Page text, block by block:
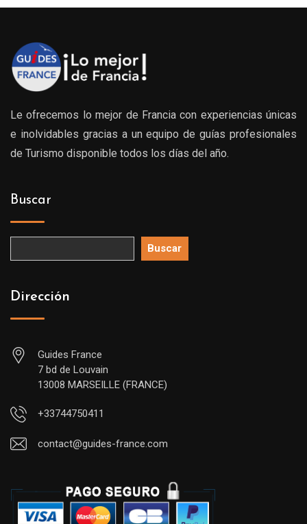
Le ofrecemos lo mejor de Francia con experiencias únicas
e inolvidables gracias a un equipo de guías profesionales
de Turismo disponible todos los días del año.
Buscar
Buscar
Dirección
Guides France
7 bd de Louvain
13008 MARSEILLE (FRANCE)
+33744750411
contact@guides-france.com